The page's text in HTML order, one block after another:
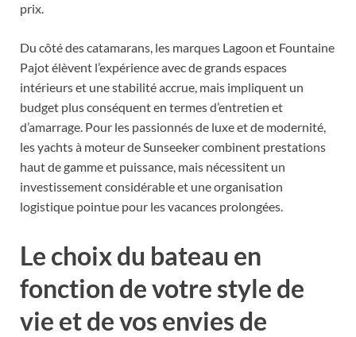
prix.
Du côté des catamarans, les marques Lagoon et Fountaine
Pajot élèvent l’expérience avec de grands espaces
intérieurs et une stabilité accrue, mais impliquent un
budget plus conséquent en termes d’entretien et
d’amarrage. Pour les passionnés de luxe et de modernité,
les yachts à moteur de Sunseeker combinent prestations
haut de gamme et puissance, mais nécessitent un
investissement considérable et une organisation
logistique pointue pour les vacances prolongées.
Le choix du bateau en
fonction de votre style de
vie et de vos envies de